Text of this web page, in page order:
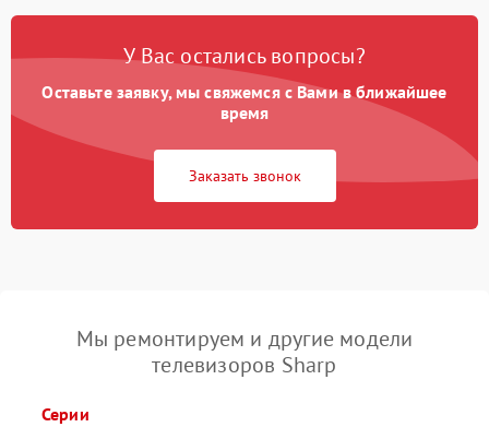
У Вас остались вопросы?
Оставьте заявку, мы свяжемся с Вами в ближайшее
время
Заказать звонок
Мы ремонтируем и другие модели
телевизоров Sharp
Серии